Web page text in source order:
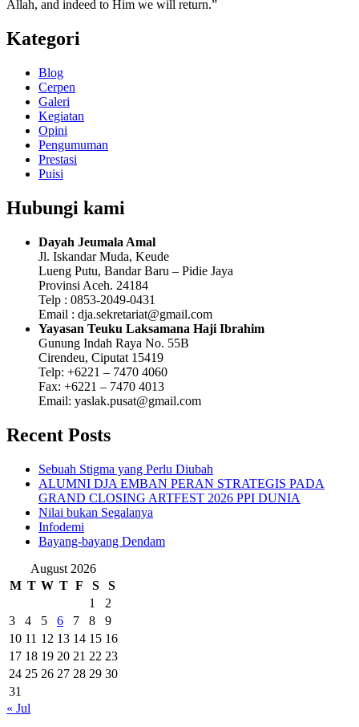
Allah, and indeed to Him we will return.”
Kategori
Blog
Cerpen
Galeri
Kegiatan
Opini
Pengumuman
Prestasi
Puisi
Hubungi kami
Dayah Jeumala Amal
Jl. Iskandar Muda, Keude
Lueng Putu, Bandar Baru – Pidie Jaya
Provinsi Aceh. 24184
Telp : 0853-2049-0431
Email : dja.sekretariat@gmail.com
Yayasan Teuku Laksamana Haji Ibrahim
Gunung Indah Raya No. 55B
Cirendeu, Ciputat 15419
Telp: +6221 – 7470 4060
Fax: +6221 – 7470 4013
Email: yaslak.pusat@gmail.com
Recent Posts
Sebuah Stigma yang Perlu Diubah
ALUMNI DJA EMBAN PERAN STRATEGIS PADA
GRAND CLOSING ARTFEST 2026 PPI DUNIA
Nilai bukan Segalanya
Infodemi
Bayang-bayang Dendam
August 2026
M T W T F S
S
1
2
3
4 5 6 7 8
9
10 11 12 13 14 15 16
17 18 19 20 21 22 23
24 25 26 27 28 29 30
31
« Jul